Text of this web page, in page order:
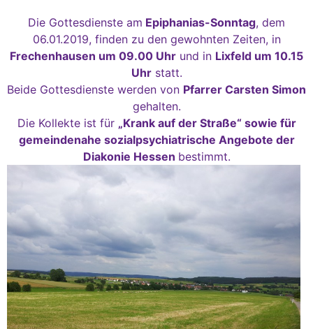
Die Gottesdienste am Epiphanias-Sonntag, dem
06.01.2019, finden zu den gewohnten Zeiten, in
Frechenhausen um 09.00 Uhr und in Lixfeld um 10.15
Uhrstatt.
Beide Gottesdienste werden von Pfarrer Carsten Simon
gehalten.
Die Kollekte ist für „Krank auf der Straße“ sowie für
gemeindenahe sozialpsychiatrische Angebote der
Diakonie Hessen bestimmt.